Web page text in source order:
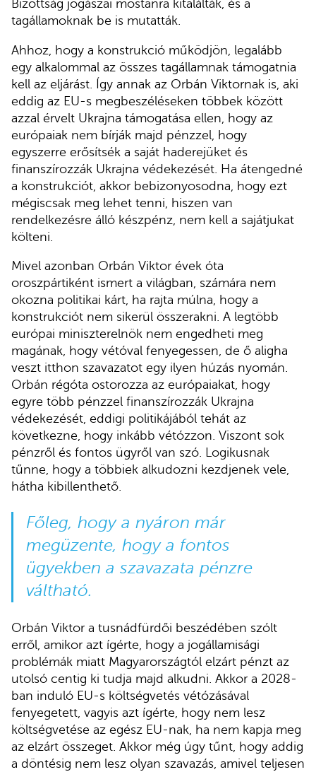
Bizottság jogászai mostanra kitalálták, és a
tagállamoknak be is mutatták.
Ahhoz, hogy a konstrukció működjön, legalább
egy alkalommal az összes tagállamnak támogatnia
kell az eljárást. Így annak az Orbán Viktornak is, aki
eddig az EU-s megbeszéléseken többek között
azzal érvelt Ukrajna támogatása ellen, hogy az
európaiak nem bírják majd pénzzel, hogy
egyszerre erősítsék a saját haderejüket és
finanszírozzák Ukrajna védekezését. Ha átengedné
a konstrukciót, akkor bebizonyosodna, hogy ezt
mégiscsak meg lehet tenni, hiszen van
rendelkezésre álló készpénz, nem kell a sajátjukat
költeni.
Mivel azonban Orbán Viktor évek óta
oroszpártiként ismert a világban, számára nem
okozna politikai kárt, ha rajta múlna, hogy a
konstrukciót nem sikerül összerakni. A legtöbb
európai miniszterelnök nem engedheti meg
magának, hogy vétóval fenyegessen, de ő aligha
veszt itthon szavazatot egy ilyen húzás nyomán.
Orbán régóta ostorozza az európaiakat, hogy
egyre több pénzzel finanszírozzák Ukrajna
védekezését, eddigi politikájából tehát az
következne, hogy inkább vétózzon. Viszont sok
pénzről és fontos ügyről van szó. Logikusnak
tűnne, hogy a többiek alkudozni kezdjenek vele,
hátha kibillenthető.
Főleg, hogy a nyáron már
megüzente, hogy a fontos
ügyekben a szavazata pénzre
váltható.
Orbán Viktor a tusnádfürdői beszédében szólt
erről, amikor azt ígérte, hogy a jogállamisági
problémák miatt Magyarországtól elzárt pénzt az
utolsó centig ki tudja majd alkudni. Akkor a 2028-
ban induló EU-s költségvetés vétózásával
fenyegetett, vagyis azt ígérte, hogy nem lesz
költségvetése az egész EU-nak, ha nem kapja meg
az elzárt összeget. Akkor még úgy tűnt, hogy addig
a döntésig nem lesz olyan szavazás, amivel teljesen